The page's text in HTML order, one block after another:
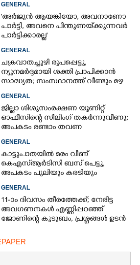
ഹൈക്കോടതി
GENERAL
'അർജുൻ ആയങ്കിയോ, അവനാണോ
പാർട്ടി, അവനെ പിന്തുണയ്‌ക്കുന്നവർ
പാർട്ടിക്കാരല്ല'
GENERAL
ചക്രവാതച്ചുഴി രൂപപ്പെട്ടു,
ന്യൂനമർദ്ദമായി ശക്തി പ്രാപിക്കാൻ
സാദ്ധ്യത; സംസ്ഥാനത്ത് വീണ്ടും മഴ
GENERAL
ജില്ലാ ശിശുസംരക്ഷണ യൂണിറ്റ്
ഓഫീസിന്റെ സീലിംഗ് തകർന്നുവീണു;
അപകടം രണ്ടാം തവണ
GENERAL
കാട്ടുപാതയിൽ മരം വീണ്
കെഎസ്‌ആർടിസി ബസ് പെട്ടു,
അപകടം പുലിയും കരടിയും
GENERAL
11-ാം ദിവസം തീരത്തേക്ക്; നേരിട്ട
അവഗണനകൾ എണ്ണിപ്പറഞ്ഞ്
ജോണിന്റെ കുടുബം,​ പ്രശ്നങ്ങൾ ഉടൻ